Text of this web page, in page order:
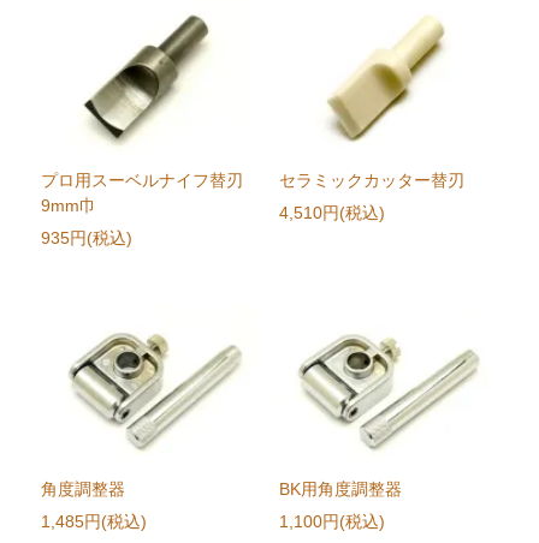
プロ用スーベルナイフ替刃
9mm巾
935円(税込)
セラミックカッター替刃
4,510円(税込)
角度調整器
1,485円(税込)
BK用角度調整器
1,100円(税込)